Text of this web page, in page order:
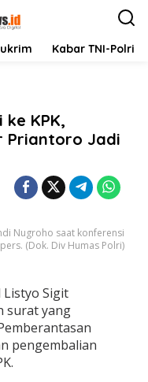
Kabar TNI-Polri
KPK,
Priantoro Jadi
Nugroho saat konferensi
pers. (Dok. Div Humas Polri)
Listyo Sigit
surat yang
pengembalian